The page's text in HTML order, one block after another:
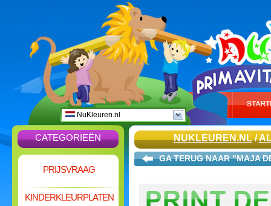
NuKleuren.nl
CATEGORIEËN
PRIJSVRAAG
KINDERKLEURPLATEN
NUKLEUREN.NL/
GA TERUG NAAR "MAJA